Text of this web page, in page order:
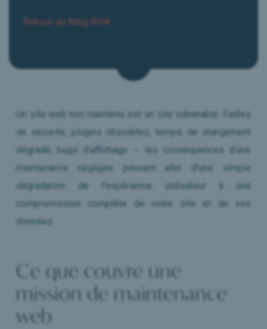
Retour au Mag RH
Un site web non maintenu est un site vulnérable. Failles
de sécurité, plugins obsolètes, temps de chargement
dégradé, bugs d’affichage — les conséquences d’une
maintenance négligée peuvent aller d’une simple
dégradation de l’expérience utilisateur à une
compromission complète de votre site et de vos
données.
Ce que couvre une
mission de maintenance
web